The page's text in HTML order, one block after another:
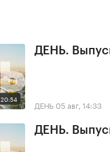
20:54
ДЕНЬ.
ДЕНЬ 05 авг, 14:33
ДЕНЬ.